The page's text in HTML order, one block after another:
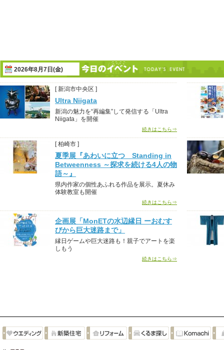
2026年8月7日(金)
[ 新潟市中央区 ]
Ultra Niigata
新潟の魅力を“再編集”して発信する「Ultra
Niigata」を開催
続きはこちら⇒
[ 柏崎市 ]
夏季展『あわいに立つ Standing in
Betweenness ～探求を続ける4人の物
語～』
県内作家の個性あふれる作品を展示。夏休み
体験教室も開催
続きはこちら⇒
企画展「MonETの水辺縁日 ーおむす
びから巨大迷路まで」
縁日ゲームや巨大迷路も！親子でアートを楽
しもう
続きはこちら⇒